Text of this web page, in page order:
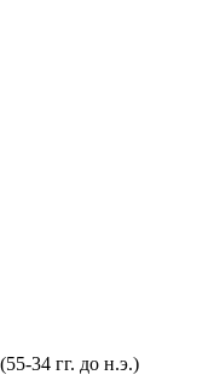
34 гг. до н.э.)